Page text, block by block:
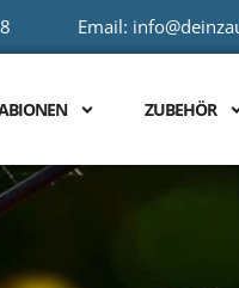
Email:
ZUBEHÖR